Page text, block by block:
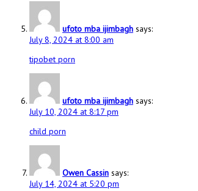
ufoto mba ijimbagh says:
July 8, 2024 at 8:00 am
tipobet porn
ufoto mba ijimbagh says:
July 10, 2024 at 8:17 pm
child porn
Owen Cassin says:
July 14, 2024 at 5:20 pm